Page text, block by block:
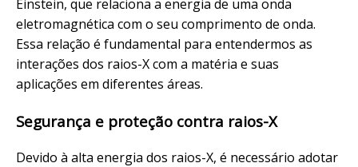
Einstein, que relaciona a energia de uma onda
eletromagnética com o seu comprimento de onda.
Essa relação é fundamental para entendermos as
interações dos raios-X com a matéria e suas
aplicações em diferentes áreas.
Segurança e proteção contra raios-X
Devido à alta energia dos raios-X, é necessário adotar